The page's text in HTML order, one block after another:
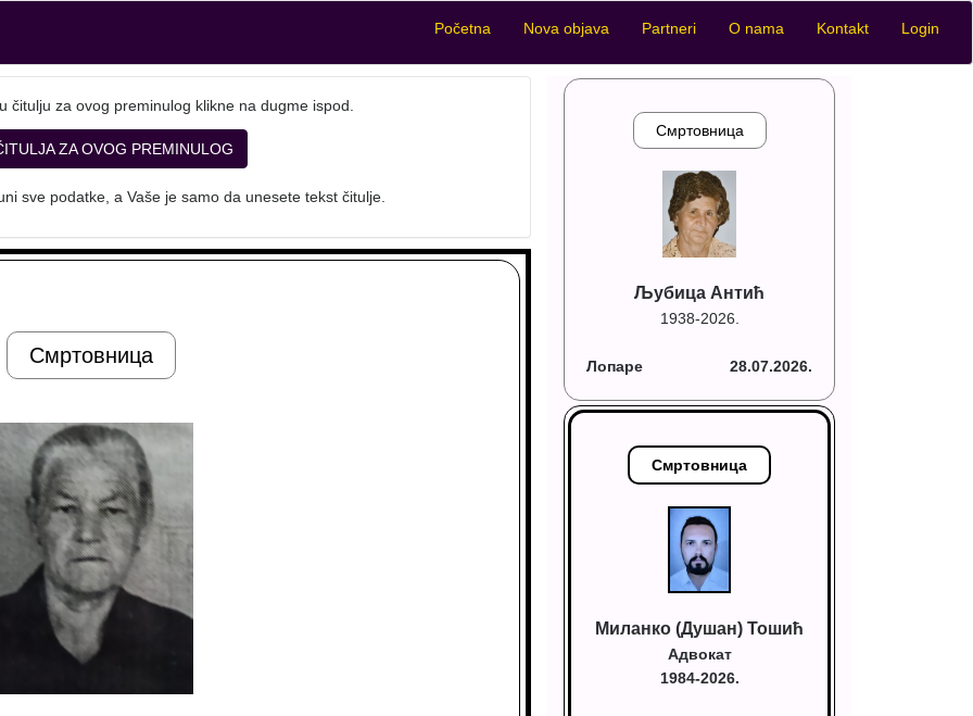
Početna Nova objava Partneri O nama Kontakt Login
čitulju za ovog preminulog klikne na dugme ispod.
ZA OVOG PREMINULOG
sve podatke, a Vaše je samo da unesete tekst čitulje.
Смртовница
Смртовница
Љубица Антић
1938-2026.
Лопаре 28.07.2026.
Смртовница
Миланко (Душан) Тошић
Адвокат
1984-2026.